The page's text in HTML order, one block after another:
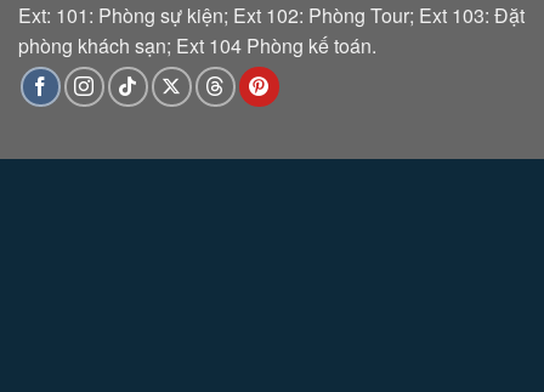
Ext: 101: Phòng sự kiện; Ext 102: Phòng Tour; Ext 103: Đặt
phòng khách sạn; Ext 104 Phòng kế toán.